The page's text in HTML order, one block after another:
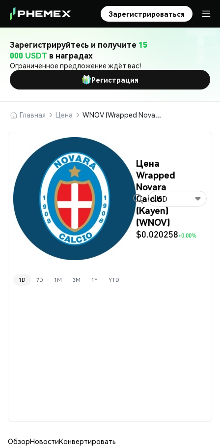
Зарегистрироваться
Зарегистрируйтесь и получите 15
000 USDT в наградах
Ограниченное предложение ждёт вас!
Регистрация
Главная Цена WNOV (Wrapped Novara Calcio (Kayen))
Цена
Wrapped
Novara
Calcio
(Kayen)
(WNOV)
$0.020258+0.00%
USD
1D 7D 1M 3M 1Y YTD
ОбзорНовостиКонвертировать